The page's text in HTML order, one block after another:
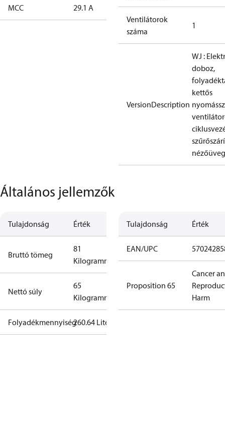
MCC 29.1 A
Ventilátorok
száma
1
VersionDescription
WJ :
doboz,
kettős
nézőüveg
Általános jellemzők
Tulajdonság Érték
Bruttó tömeg
81
Kilogramm
Nettó súly
65
Kilogramm
Folyadékmennyiség260.64 Liter
Tulajdonság Érték
EAN/UPC
Proposition 65
Cancer
Harm